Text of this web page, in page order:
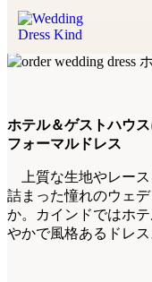
ホテル＆ゲストハウ
フォーマルドレス
上質な生地やレース
詰まった憧れのウェ
か。カインドではホ
やかで風格あるドレ